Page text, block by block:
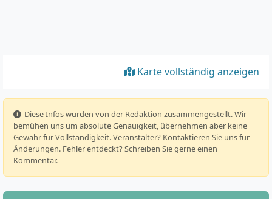
Karte vollständig anzeigen
️ Diese Infos wurden von der Redaktion zusammengestellt. Wir
bemühen uns um absolute Genauigkeit, übernehmen aber keine
Gewähr für Vollständigkeit. Veranstalter? Kontaktieren Sie uns für
Änderungen. Fehler entdeckt? Schreiben Sie gerne einen
Kommentar.